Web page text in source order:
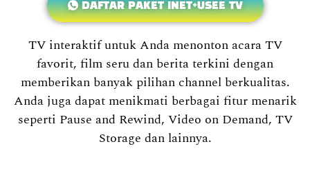
DAFTAR PAKET INET+USEE TV
TV interaktif untuk Anda menonton acara TV
favorit, film seru dan berita terkini dengan
memberikan banyak pilihan channel berkualitas.
Anda juga dapat menikmati berbagai fitur menarik
seperti Pause and Rewind, Video on Demand, TV
Storage dan lainnya.